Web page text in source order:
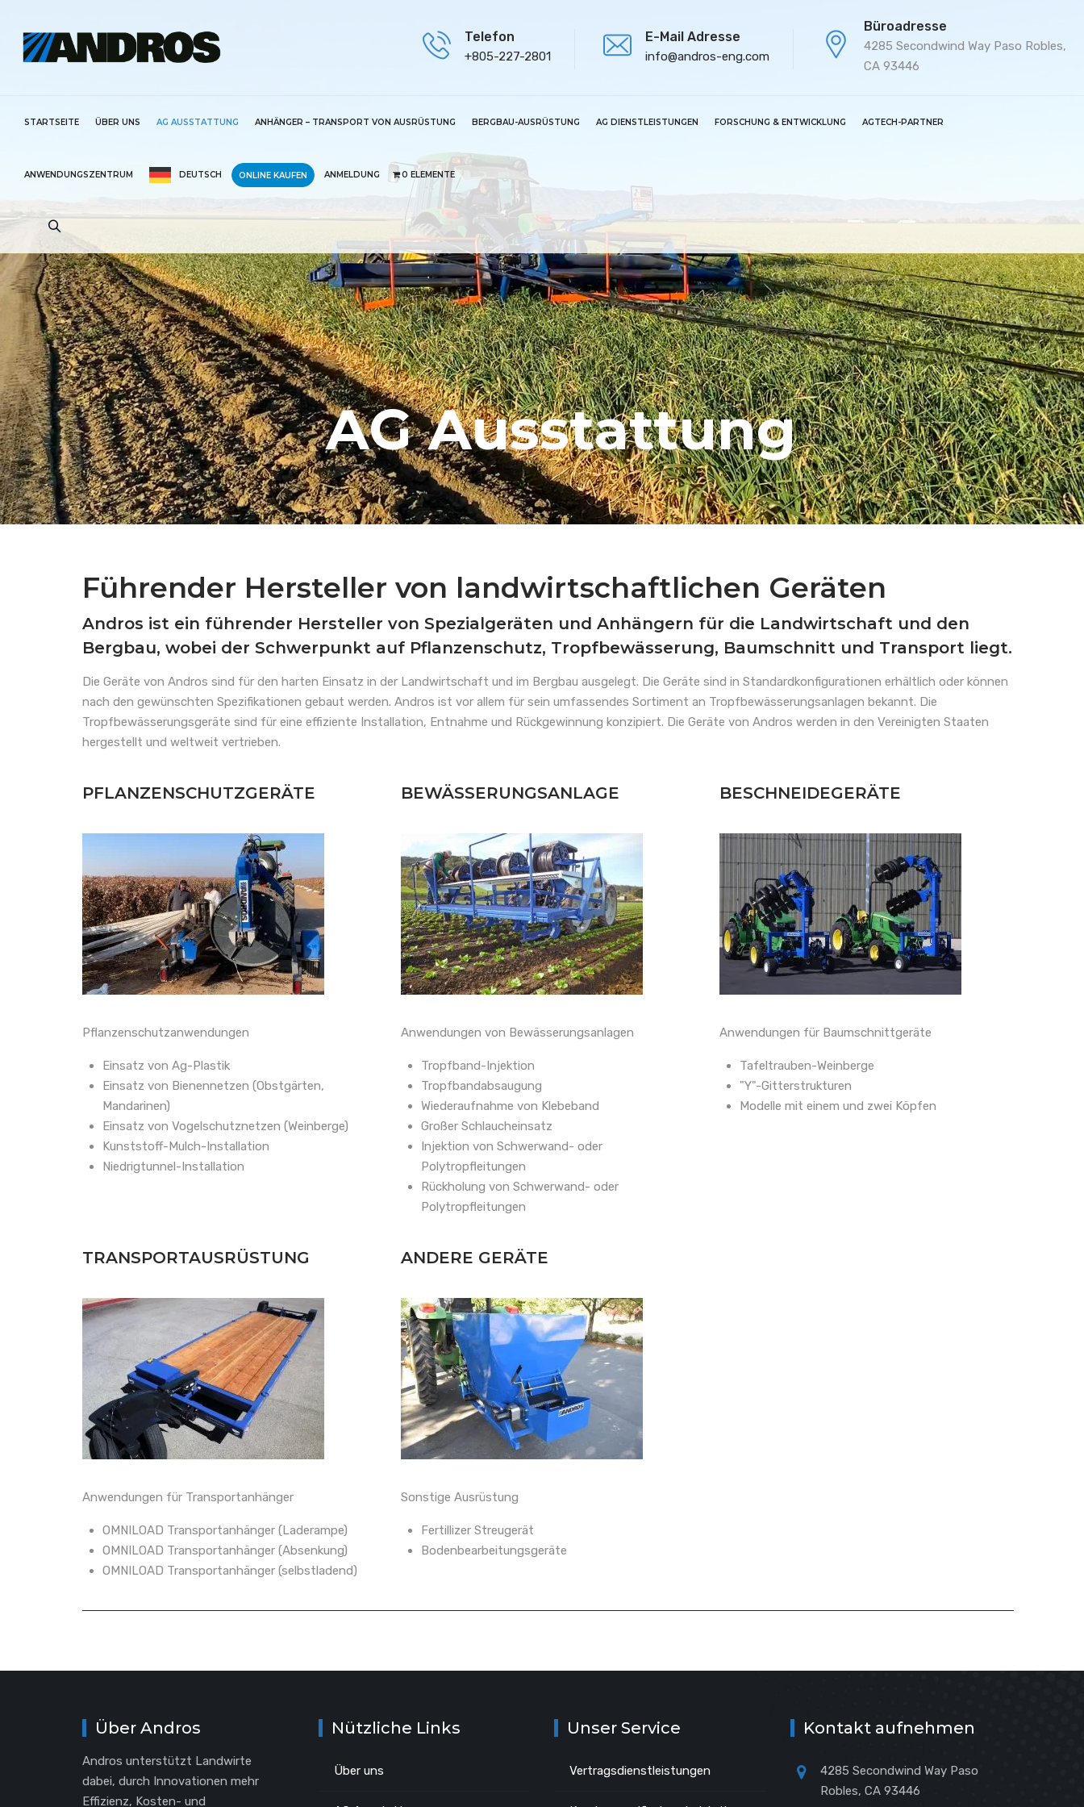
Telefon
+805-227-2801
E-Mail Adresse
info@andros-eng.com
Büroadresse
4285 Secondwind Way Paso Robles,
CA 93446
STARTSEITE ÜBER UNS AG AUSSTATTUNG ANHÄNGER – TRANSPORT VON AUSRÜSTUNG BERGBAU-AUSRÜSTUNG AG DIENSTLEISTUNGEN FORSCHUNG & ENTWICKLUNG AGTECH-PARTNER
ANWENDUNGSZENTRUM DEUTSCH ONLINE KAUFEN ANMELDUNG 0 ELEMENTE
AG Ausstattung
Führender Hersteller von landwirtschaftlichen Geräten
Andros ist ein führender Hersteller von Spezialgeräten und Anhängern für die Landwirtschaft und den
Bergbau, wobei der Schwerpunkt auf Pflanzenschutz, Tropfbewässerung, Baumschnitt und Transport liegt.
Die Geräte von Andros sind für den harten Einsatz in der Landwirtschaft und im Bergbau ausgelegt. Die Geräte sind in Standardkonfigurationen erhältlich oder können
nach den gewünschten Spezifikationen gebaut werden. Andros ist vor allem für sein umfassendes Sortiment an Tropfbewässerungsanlagen bekannt. Die
Tropfbewässerungsgeräte sind für eine effiziente Installation, Entnahme und Rückgewinnung konzipiert. Die Geräte von Andros werden in den Vereinigten Staaten
hergestellt und weltweit vertrieben.
PFLANZENSCHUTZGERÄTE
Pflanzenschutzanwendungen
Einsatz von Ag-Plastik
Einsatz von Bienennetzen (Obstgärten,
Mandarinen)
Einsatz von Vogelschutznetzen (Weinberge)
Kunststoff-Mulch-Installation
Niedrigtunnel-Installation
BEWÄSSERUNGSANLAGE
Anwendungen von Bewässerungsanlagen
Tropfband-Injektion
Tropfbandabsaugung
Wiederaufnahme von Klebeband
Großer Schlaucheinsatz
Injektion von Schwerwand- oder
Polytropfleitungen
Rückholung von Schwerwand- oder
Polytropfleitungen
BESCHNEIDEGERÄTE
Anwendungen für Baumschnittgeräte
Tafeltrauben-Weinberge
"Y"-Gitterstrukturen
Modelle mit einem und zwei Köpfen
TRANSPORTAUSRÜSTUNG
Anwendungen für Transportanhänger
OMNILOAD Transportanhänger (Laderampe)
OMNILOAD Transportanhänger (Absenkung)
OMNILOAD Transportanhänger (selbstladend)
ANDERE GERÄTE
Sonstige Ausrüstung
Fertillizer Streugerät
Bodenbearbeitungsgeräte
Über Andros
Andros unterstützt Landwirte
dabei, durch Innovationen mehr
Effizienz, Kosten- und
Nützliche Links
Über uns
Unser Service
Vertragsdienstleistungen
Kontakt aufnehmen
4285 Secondwind Way Paso
Robles, CA 93446